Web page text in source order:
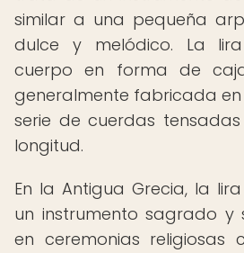
similar a una pequeña
dulce y melódico. La
cuerpo en forma de
generalmente fabricada
serie de cuerdas
longitud.
En la Antigua Grecia, la
un instrumento sagrado y
en ceremonias religiosas